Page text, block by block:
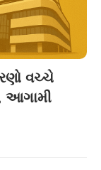
વચ્ચે
આગામી